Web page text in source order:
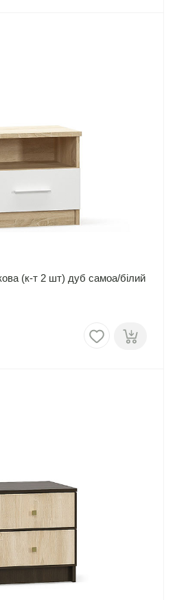
(к-т 2 шт) дуб самоа/білий